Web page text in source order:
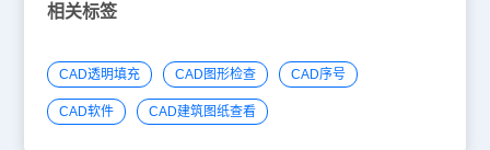
相关标签
CAD透明填充 CAD图形检查 CAD序号
CAD软件 CAD建筑图纸查看